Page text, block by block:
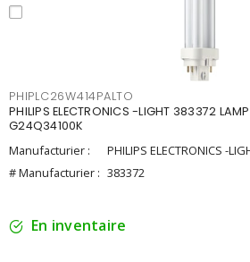
PHIPLC26W414PALTO
PHILIPS ELECTRONICS -LIGHT 383372
G24Q34100K
Manufacturier :
PHILIPS ELECTRONICS -
# Manufacturier : 383372
En inventaire